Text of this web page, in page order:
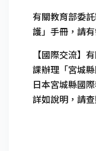
有關教育部委
護」手冊，請
【國際交流】
課辦理「宮城
日本宮城縣國
詳如說明，請查